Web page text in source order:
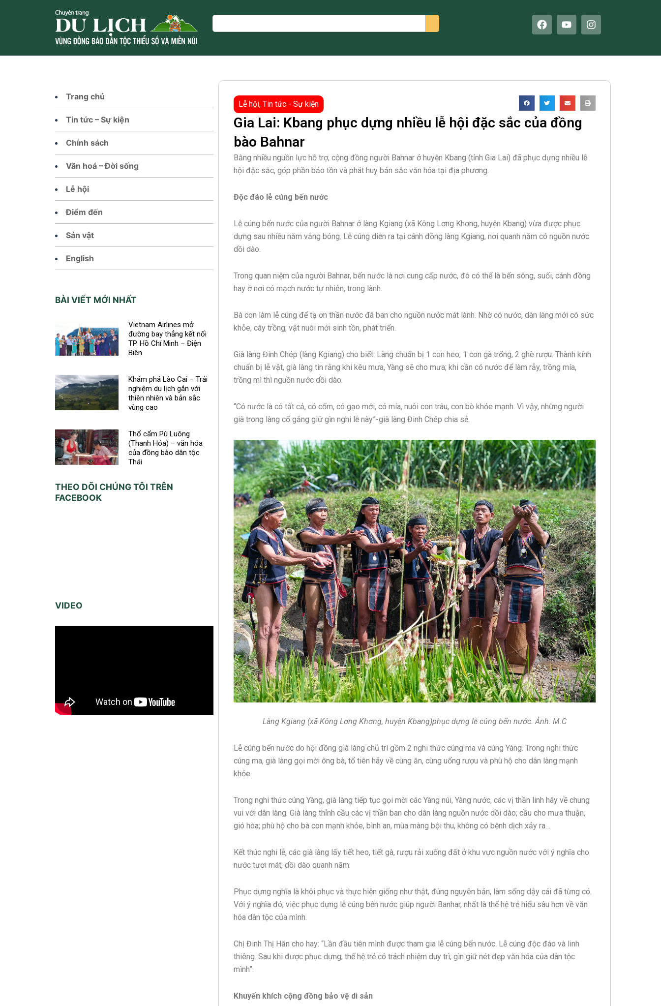
Search
F
a
b
o
Y
o
u
e
I
n
a
r
m
Trang chủ
Tin tức – Sự kiện
Chính sách
Văn hoá – Đời sống
Lễ hội
Điểm đến
Sản vật
English
BÀI VIẾT MỚI NHẤT
Vietnam Airlines mở
đường bay thẳng kết nối
TP. Hồ Chí Minh – Điện
Biên
Khám phá Lào Cai – Trải
nghiệm du lịch gắn với
thiên nhiên và bản sắc
vùng cao
Thổ cẩm Pù Luông
(Thanh Hóa) – văn hóa
của đồng bào dân tộc
Thái
THEO DÕI CHÚNG TÔI TRÊN
FACEBOOK
VIDEO
Lễ hội, Tin tức - Sự kiện
Gia Lai: Kbang phục dựng nhiều lễ hội đặc sắc của đồng
bào Bahnar
Bằng nhiều nguồn lực hỗ trợ, cộng đồng người Bahnar ở huyện Kbang (tỉnh Gia Lai) đã phục dựng nhiều lễ
hội đặc sắc, góp phần bảo tồn và phát huy bản sắc văn hóa tại địa phương.
Độc đáo lễ cúng bến nước
Lễ cúng bến nước của người Bahnar ở làng Kgiang (xã Kông Lơng Khơng, huyện Kbang) vừa được phục
dựng sau nhiều năm vắng bóng. Lễ cúng diễn ra tại cánh đồng làng Kgiang, nơi quanh năm có nguồn nước
dồi dào.
Trong quan niệm của người Bahnar, bến nước là nơi cung cấp nước, đó có thể là bến sông, suối, cánh đồng
hay ở nơi có mạch nước tự nhiên, trong lành.
Bà con làm lễ cúng để tạ ơn thần nước đã ban cho nguồn nước mát lành. Nhờ có nước, dân làng mới có sức
khỏe, cây trồng, vật nuôi mới sinh tồn, phát triển.
Già làng Đinh Chép (làng Kgiang) cho biết: Làng chuẩn bị 1 con heo, 1 con gà trống, 2 ghè rượu. Thành kính
chuẩn bị lễ vật, già làng tin rằng khi kêu mưa, Yàng sẽ cho mưa; khi cần có nước để làm rẫy, trồng mía,
trồng mì thì nguồn nước dồi dào.
“Có nước là có tất cả, có cốm, có gạo mới, có mía, nuôi con trâu, con bò khỏe mạnh. Vì vậy, những người
già trong làng cố gắng giữ gìn nghi lễ này”-già làng Đinh Chép chia sẻ.
Làng Kgiang (xã Kông Lơng Khơng, huyện Kbang)phục dựng lễ cúng bến nước. Ảnh: M.C
Lễ cúng bến nước do hội đồng già làng chủ trì gồm 2 nghi thức cúng ma và cúng Yàng. Trong nghi thức
cúng ma, già làng gọi mời ông bà, tổ tiên hãy về cùng ăn, cùng uống rượu và phù hộ cho dân làng mạnh
khỏe.
Trong nghi thức cúng Yàng, già làng tiếp tục gọi mời các Yàng núi, Yàng nước, các vị thần linh hãy về chung
vui với dân làng. Già làng thỉnh cầu các vị thần ban cho dân làng nguồn nước dồi dào; cầu cho mưa thuận,
gió hòa; phù hộ cho bà con mạnh khỏe, bình an, mùa màng bội thu, không có bệnh dịch xảy ra…
Kết thúc nghi lễ, các già làng lấy tiết heo, tiết gà, rượu rải xuống đất ở khu vực nguồn nước với ý nghĩa cho
nước tươi mát, dồi dào quanh năm.
Phục dựng nghĩa là khôi phục và thực hiện giống như thật, đúng nguyên bản, làm sống dậy cái đã từng có.
Với ý nghĩa đó, việc phục dựng lễ cúng bến nước giúp người Banhar, nhất là thế hệ trẻ hiểu sâu hơn về văn
hóa dân tộc của mình.
Chị Đinh Thị Hăn cho hay: “Lần đầu tiên mình được tham gia lễ cúng bến nước. Lễ cúng độc đáo và linh
thiêng. Sau khi được phục dựng, thế hệ trẻ có trách nhiệm duy trì, gìn giữ nét đẹp văn hóa của dân tộc
mình”.
Khuyến khích cộng đồng bảo vệ di sản